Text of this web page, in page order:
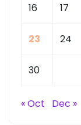
16 17
23 24
30
« Oct Dec »